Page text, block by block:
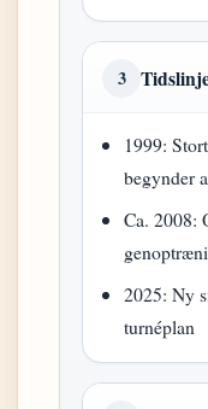
3
1999:
begynder
Ca. 2008:
2025: Ny
turnéplan